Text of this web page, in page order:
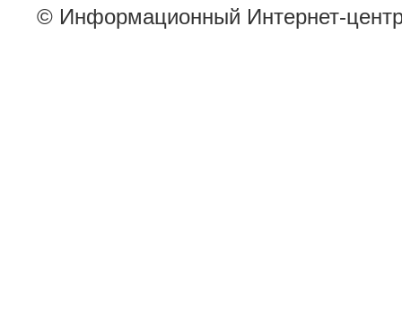
© Информационный Интернет-